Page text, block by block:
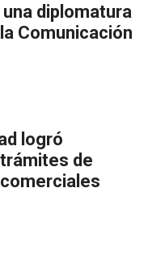
una diplomatura
Comunicación
logró
de